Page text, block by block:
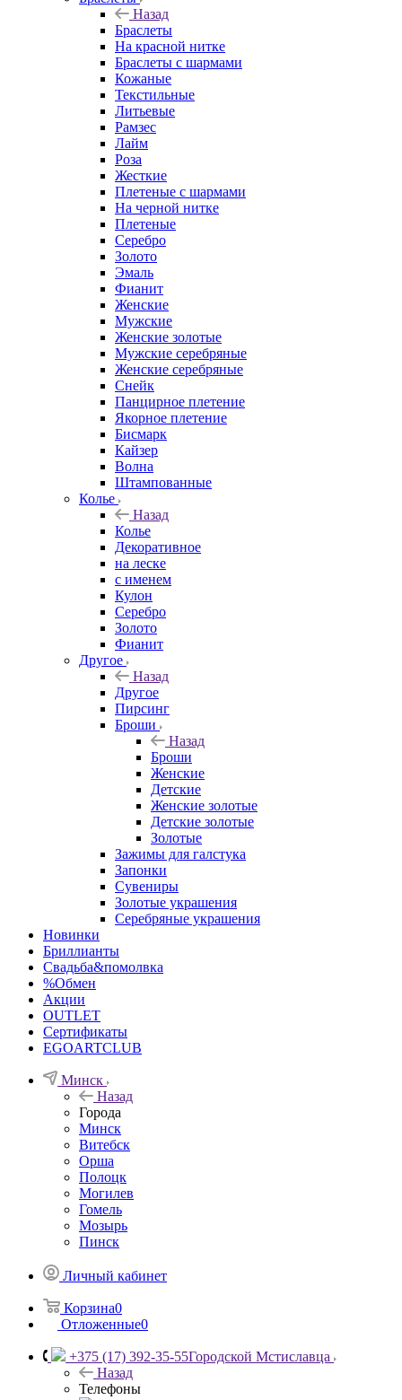
Назад
Браслеты
На красной нитке
Браслеты с шармами
Кожаные
Текстильные
Литьевые
Рамзес
Лайм
Роза
Жесткие
Плетеные с шармами
На черной нитке
Плетеные
Серебро
Золото
Эмаль
Фианит
Женские
Мужские
Женские золотые
Мужские серебряные
Женские серебряные
Снейк
Панцирное плетение
Якорное плетение
Бисмарк
Кайзер
Волна
Штампованные
Колье
Назад
Колье
Декоративное
на леске
с именем
Кулон
Серебро
Золото
Фианит
Другое
Назад
Другое
Пирсинг
Броши
Назад
Броши
Женские
Детские
Женские золотые
Детские золотые
Золотые
Зажимы для галстука
Запонки
Сувениры
Золотые украшения
Серебряные украшения
Новинки
Бриллианты
Свадьба&помолвка
%Обмен
Акции
OUTLET
Сертификаты
EGOARTCLUB
Минск
Назад
Города
Минск
Витебск
Орша
Полоцк
Могилев
Гомель
Мозырь
Пинск
Личный кабинет
Корзина0
Отложенные0
+375 (17) 392-35-55Городской Мстиславца
Назад
Телефоны